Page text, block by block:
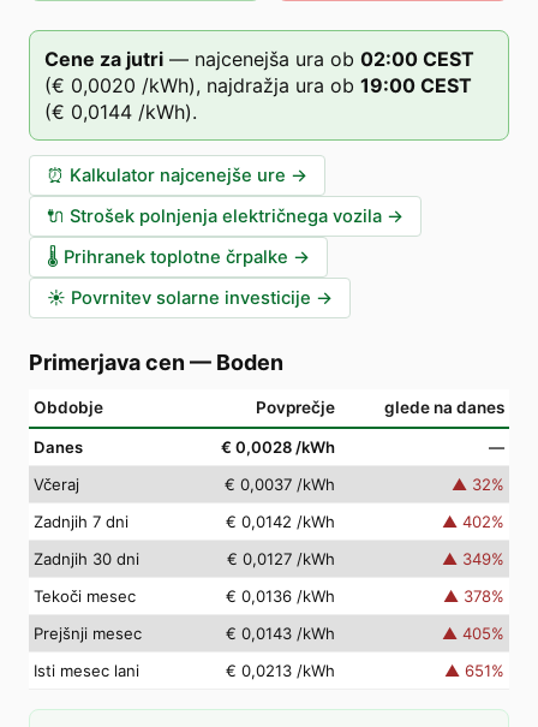
Cene za jutri — najcenejša ura ob 02:00 CEST
(€ 0,0020 /kWh), najdražja ura ob 19:00 CEST
(€ 0,0144 /kWh).
⏰ Kalkulator najcenejše ure →
🔌 Strošek polnjenja električnega vozila →
🌡️ Prihranek toplotne črpalke →
☀️ Povrnitev solarne investicije →
Primerjava cen — Boden
Obdobje Povprečje glede na danes
Danes € 0,0028 /kWh
—
Včeraj
€ 0,0037 /kWh ▲ 32%
Zadnjih 7 dni
€ 0,0142 /kWh ▲ 402%
Zadnjih 30 dni
€ 0,0127 /kWh ▲ 349%
Tekoči mesec
€ 0,0136 /kWh ▲ 378%
Prejšnji mesec
€ 0,0143 /kWh ▲ 405%
Isti mesec lani
€ 0,0213 /kWh ▲ 651%